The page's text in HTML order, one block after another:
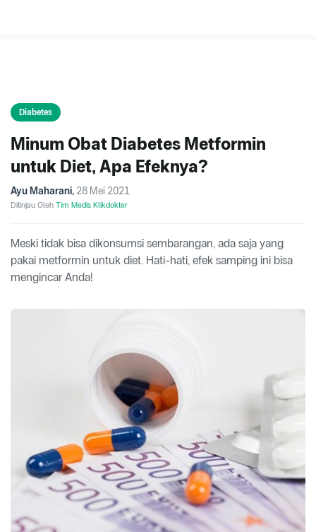
Diabetes
Minum Obat Diabetes Metformin
untuk Diet, Apa Efeknya?
Ayu Maharani, 28 Mei 2021
Ditinjau Oleh Tim Medis Klikdokter
Meski tidak bisa dikonsumsi sembarangan, ada saja yang
pakai metformin untuk diet. Hati-hati, efek samping ini bisa
mengincar Anda!